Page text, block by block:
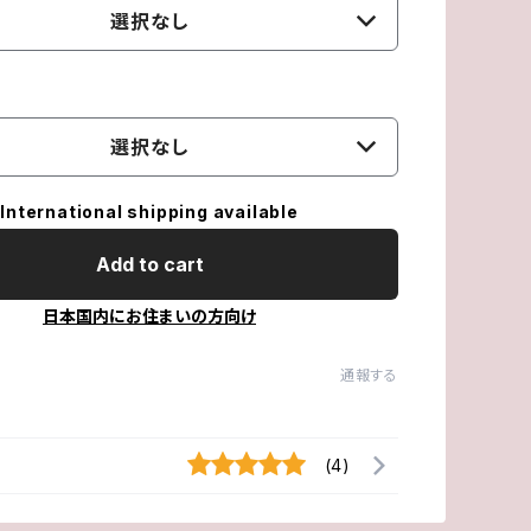
選択なし
選択なし
International shipping available
Add to cart
日本国内にお住まいの方向け
通報する
(4)